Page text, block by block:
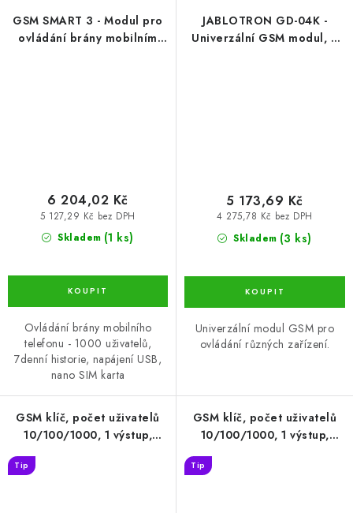
GSM SMART 3 - Modul pro
ovládání brány mobilním
Skladem (1 ks)
5 127,29 Kč bez DPH
6 204,02 Kč
Ovládání brány mobilního
telefonu - 1000 uživatelů,
7denní historie, napájení USB,
nano SIM karta
JABLOTRON GD-04K -
Univerzální GSM modul, 2
Skladem (3 ks)
4 275,78 Kč bez DPH
5 173,69 Kč
Univerzální modul GSM pro
ovládání různých zařízení.
GSM klíč, počet uživatelů
10/100/1000, 1 výstup,
iQGSM-R1 10 (GSM-05-10)
Tip
GSM klíč, počet uživatelů
10/100/1000, 1 výstup,
iQGSM-R1 100 (GSM-05-100)
Tip